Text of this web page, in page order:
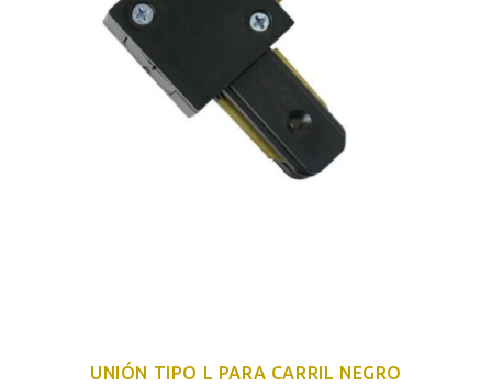
UNIÓN TIPO L PARA CARRIL NEGRO